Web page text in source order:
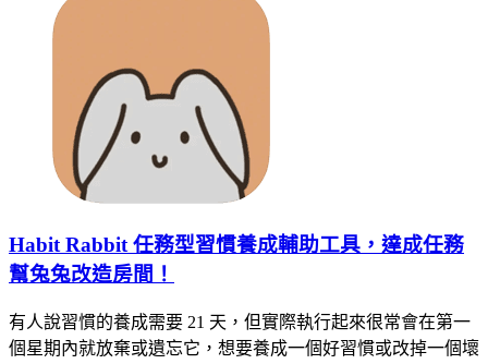
Habit Rabbit 任務型習慣養成輔助工具，達成任務
幫兔兔改造房間！
有人說習慣的養成需要 21 天，但實際執行起來很常會在第一
個星期內就放棄或遺忘它，想要養成一個好習慣或改掉一個壞